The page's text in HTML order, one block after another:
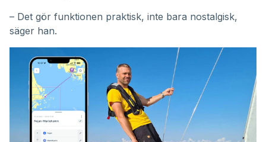
– Det gör funktionen praktisk, inte bara nostalgisk,
säger han.